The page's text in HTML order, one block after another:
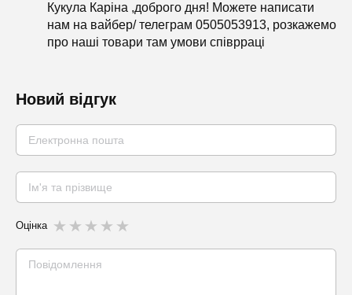
Кукула Каріна ,доброго дня! Можете написати
нам на вайбер/ телеграм 0505053913, розкажемо
про наші товари там умови співрраці
Новий відгук
Оцінка